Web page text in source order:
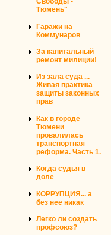
Тюмень"
Гаражи на
Коммунаров
За капитальный
ремонт милиции!
Из зала суда ...
Живая практика
защиты законных
прав
Как в городе
Тюмени
провалилась
транспортная
реформа. Часть 1.
Когда судья в
доле
КОРРУПЦИЯ... а
без нее никак
Легко ли создать
профсоюз?